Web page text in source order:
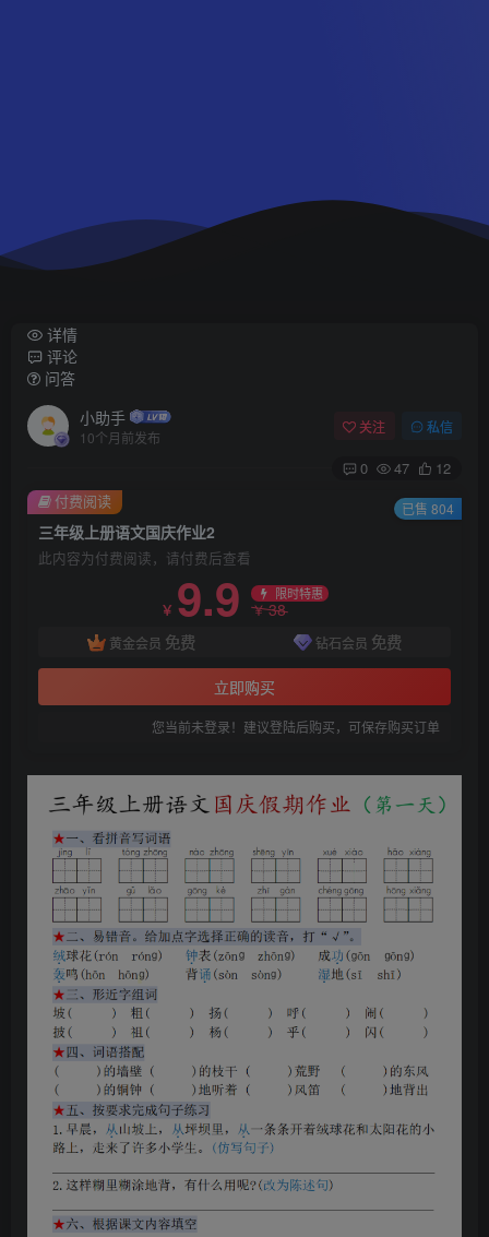
详情
评论
问答
小助手
10个月前发布
关注 私信
0 47 12
三年级上册语文国庆作业2
此内容为付费阅读，请付费后查看
￥ 9.9 限时特惠
￥38
黄金会员 免费 钻石会员 免费
立即购买
您当前未登录！建议登陆后购买，可保存购买订单
付费阅读 已售 804